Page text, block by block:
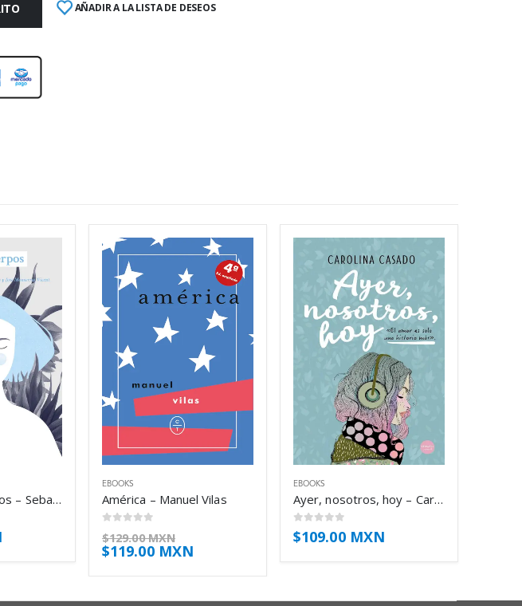
AÑADIR A LA LISTA DE DESEOS
Ariel y los cuerpos – Sebastià Portell
EBOOKS
América – Manuel Vilas
$129.00 MXN
$119.00 MXN
EBOOKS
Ayer, nosotros, hoy – Carolina Casado
0out of 5
$109.00 MXN